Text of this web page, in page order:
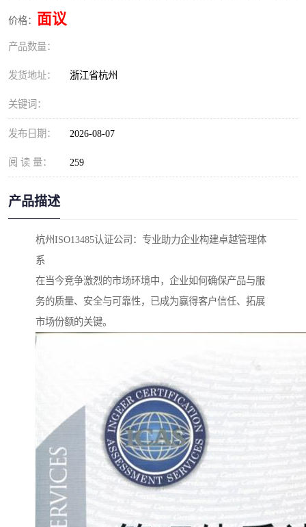
价格： 面议
产品数量：
发货地址： 浙江省杭州
关键词：
发布日期： 2026-08-07
阅 读 量： 259
产品描述
杭州ISO13485认证公司：专业助力企业构建卓越管理体
系
在当今竞争激烈的市场环境中，企业如何确保产品与服
务的质量、安全与可靠性，已成为赢得客户信任、拓展
市场份额的关键。